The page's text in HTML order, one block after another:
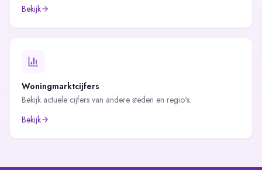
Bekijk
Woningmarktcijfers
Bekijk actuele cijfers van andere steden en regio's.
Bekijk